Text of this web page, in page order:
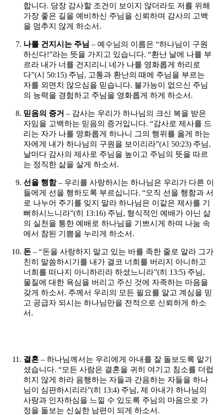
합니다. 당장 감사할 조건이 보이지 않더라도 저를 위해
가장 좋은 길을 예비하신 주님을 신뢰하며 감사의 고백
을 멈추지 않게 하소서.
나를 건지시는 주님 – 예수님의 이름은 “하나님이 구원
하신다!”라는 뜻을 가지고 있습니다. “환난 날에 나를 부
르라 내가 너를 건지리니 네가 나를 영화롭게 하리로
다”(시 50:15) 주님, 고통과 환난의 때에 주님을 부르는
자를 외면치 않으심을 믿습니다. 불가능이 없으신 주님
의 능력을 경험하고 주님을 영화롭게 하게 하소서.
믿음의 증거 – 감사는 우리가 하나님의 크신 복을 받은
자임을 고백하는 믿음의 증거입니다. “감사로 제사를 드
리는 자가 나를 영화롭게 하나니 그의 행위를 옳게 하는
자에게 내가 하나님의 구원을 보이리라”(시 50:23) 주님,
날마다 감사의 제사로 주님을 높이고 주님의 뜻을 따르
는 정직한 삶을 살게 하소서.
선을 행함– 우리를 사랑하시는 하나님은 우리가 다른 이
들에게 선을 행하도록 부르십니다. “오직 선을 행함과 서
로 나누어 주기를 잊지 말라 하나님은 이같은 제사를 기
뻐하시느니라”(히 13:16) 주님, 형식적인 예배가 아닌 삶
의 실천을 통한 예배로 하나님을 기쁘시게 하며 나눔 속
에서 참된 기쁨을 누리게 하소서.
돈 – “돈을 사랑하지 말고 있는 바를 족한 줄로 알라 그가
친히 말씀하시기를 내가 결코 너희를 버리지 아니하고
너희를 떠나지 아니하리라 하셨느니라”(히 13:5) 주님,
물질에 대한 욕심을 버리고 주신 것에 자족하는 마음을
갖게 하소서. 주께서 우리의 모든 필요를 알고 계심을 믿
고 공급자 되시는 하나님만을 전적으로 신뢰하게 하소
서.
결혼 – 하나님께서는 우리에게 아내를 잘 돌보도록 맡기
셨습니다. “모든 사람은 결혼을 귀히 여기고 침소를 더럽
히지 않게 하라 음행하는 자들과 간음하는 자들을 하나
님이 심판하시리라”(히 13:4) 주님, 제 아내가 하나님의
사랑과 인자하심을 느낄 수 있도록 주님의 마음으로 가
정을 돌보는 신실한 남편이 되게 하소서.